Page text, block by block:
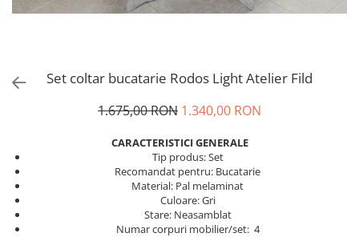
Set coltar bucatarie Rodos Light Atelier Fild
1.675,00 RON 1.340,00 RON
CARACTERISTICI GENERALE
Tip produs: Set
Recomandat pentru: Bucatarie
Material: Pal melaminat
Culoare: Gri
Stare: Neasamblat
Numar corpuri mobilier/set: 4